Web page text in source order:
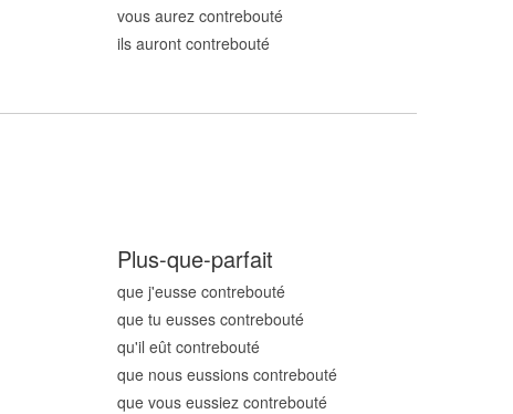
vous aurez contrebouté
ils auront contrebouté
Plus-que-parfait
que j'eusse contrebouté
que tu eusses contrebouté
qu'il eût contrebouté
que nous eussions contrebouté
que vous eussiez contrebouté